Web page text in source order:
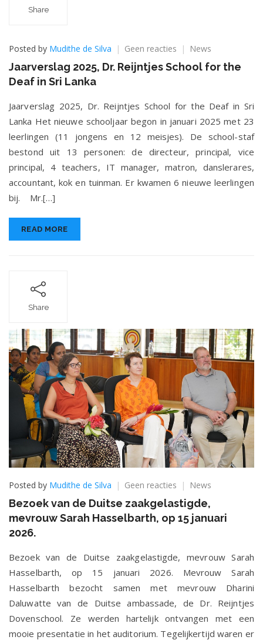
Share
Posted by Mudithe de Silva Geen reacties op
Jaarverslag
2025,
School
for
Deaf
in
Sri
Lanka
News
Jaarverslag 2025, Dr. Reijntjes School for the
Deaf in Sri Lanka
Jaarverslag 2025, Dr. Reijntjes School for the Deaf in Sri
Lanka Het nieuwe schooljaar begon in januari 2025 met 23
leerlingen (11 jongens en 12 meisjes). De school-staf
bestond uit 13 personen: de directeur, principal, vice
principal, 4 teachers, IT manager, matron, danslerares,
accountant, kok en tuinman. Er kwamen 6 nieuwe leerlingen
bij. Mr.[…]
READ MORE
Share
Posted by Mudithe de Silva Geen reacties op
van
de
mevrouw
Hasselbarth,
op
15
januari
2026.
News
Bezoek van de Duitse zaakgelastigde,
mevrouw Sarah Hasselbarth, op 15 januari
2026.
Bezoek van de Duitse zaakgelastigde, mevrouw Sarah
Hasselbarth, op 15 januari 2026. Mevrouw Sarah
Hasselbarth bezocht samen met mevrouw Dharini
Daluwatte van de Duitse ambassade, de Dr. Reijntjes
Dovenschool. Ze werden hartelijk ontvangen met een
mooie presentatie in het auditorium. Tegelijkertijd waren er